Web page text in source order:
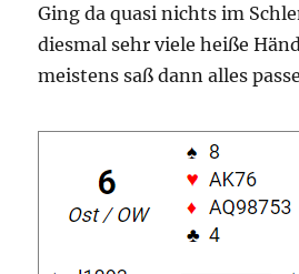
Ging da quasi nichts im
diesmal sehr viele heiße
meistens saß dann alles